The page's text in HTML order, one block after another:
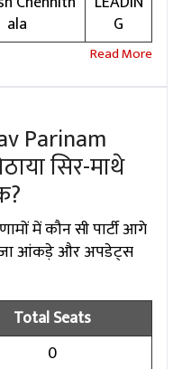
ala
G
Parinam
सिर-माथे
में कौन सी पार्टी आगे
आंकड़े और अपडेट्स
Total Seats
0